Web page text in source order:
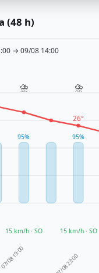
(48 h)
→ 09/08 14:00
95% 95%
26°
⛈️
15 km/h · SO
07/08 19:00
⛈️
15 km/h · SO
07/08 23:00